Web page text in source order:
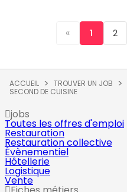
« 1 2
ACCUEIL TROUVER UN JOB
SECOND DE CUISINE
jobs
Toutes les offres d'emploi
Restauration
Restauration collective
Évènementiel
Hôtellerie
Logistique
Vente